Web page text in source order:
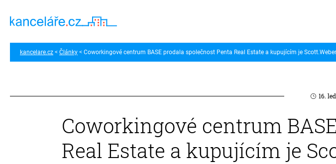
kancelare.cz Články Coworkingové centrum BASE prodala společnost Penta Real Estate a kupujícím je Scott.Weber
16.
Coworkingové centrum
Real Estate a kupujícím je